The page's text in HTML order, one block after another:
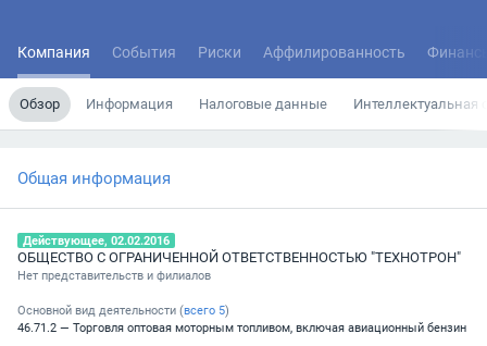
Компания События Риски Аффилированность
Обзор Информация Налоговые данные Интеллектуальная
Общая информация
Действующее, 02.02.2016
ОБЩЕСТВО С ОГРАНИЧЕННОЙ ОТВЕТСТВЕННОСТЬЮ "ТЕХНОТРОН"
Нет представительств и филиалов
Основной вид деятельности (всего 5)
46.71.2 — Торговля оптовая моторным топливом, включая авиационный бензин